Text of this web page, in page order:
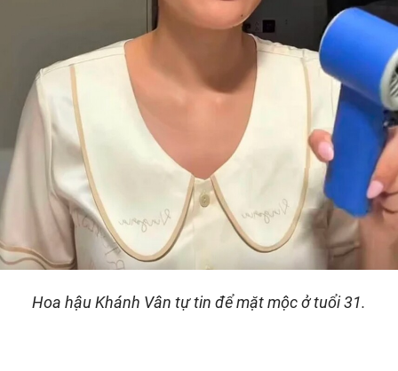
Hoa hậu Khánh Vân tự tin để mặt mộc ở tuổi 31.